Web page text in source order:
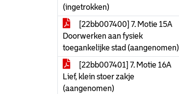
(ingetrokken)
[22bb007400] 7. Motie 15A
Doorwerken aan fysiek
toegankelijke stad (aangenomen)
[22bb007401] 7. Motie 16A
Lief, klein stoer zakje
(aangenomen)